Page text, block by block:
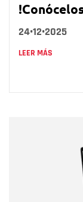
24•12•2025
LEER MÁS
Correo